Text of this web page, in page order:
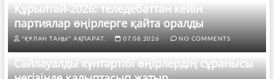
Құрылтай-2026: теледебаттан кейін
партиялар өңірлерге қайта оралды
"ҚҰЛАН ТАҢЫ" АҚПАРАТ. 07.08.2026 NO COMMENTS
Сайлауалды күнтәртібі өңірлердің сұранысы